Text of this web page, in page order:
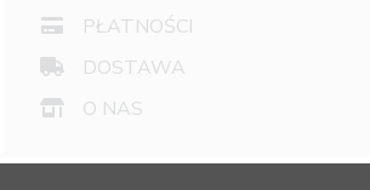
PŁATNOŚCI
DOSTAWA
O NAS